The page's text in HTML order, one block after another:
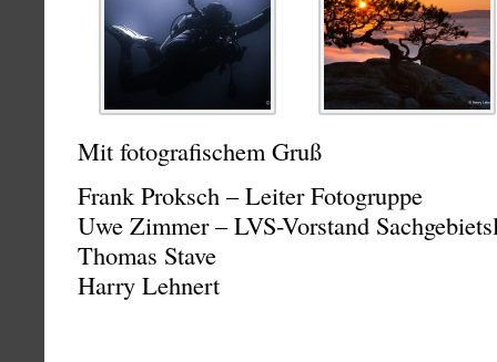
Mit fotografischem Gruß
Frank Proksch – Leiter Fotogruppe
Uwe Zimmer – LVS-Vorstand
Thomas Stave
Harry Lehnert